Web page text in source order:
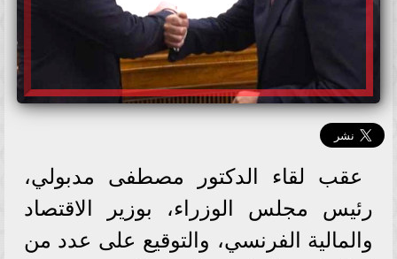
عقب لقاء الدكتور مصطفى مدبولي،
رئيس مجلس الوزراء، بوزير الاقتصاد
والمالية الفرنسي، والتوقيع على عدد من